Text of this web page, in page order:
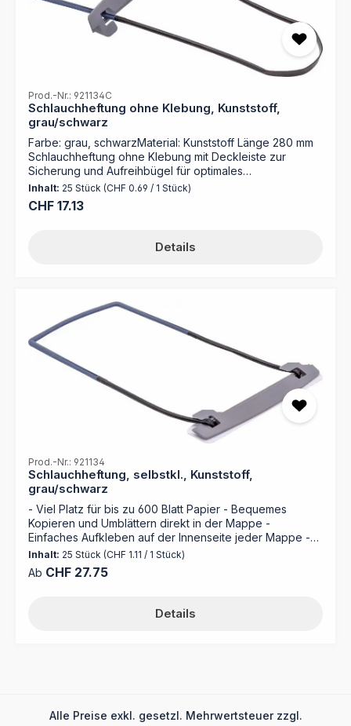
Prod.-Nr.: 921134C
Schlauchheftung ohne Klebung, Kunststoff,
grau/schwarz
Farbe: grau, schwarzMaterial: Kunststoff Länge 280 mm
Schlauchheftung ohne Klebung mit Deckleiste zur
Sicherung und Aufreihbügel für optimales
Zwischenheften und Kopieren direkt aus der Mappe für
Papiermengen bis zu 600 Blatt
Inhalt: 25 Stück (CHF 0.69 / 1 Stück)
Regulärer Preis:
CHF 17.13
Details
Prod.-Nr.: 921134
Schlauchheftung, selbstkl., Kunststoff,
grau/schwarz
- Viel Platz für bis zu 600 Blatt Papier - Bequemes
Kopieren und Umblättern direkt in der Mappe -
Einfaches Aufkleben auf der Innenseite jeder Mappe -
Sicherer Halt durch stabilen Bügel und Deckleiste Die
selbstklebende Schlauchheftung von MAPPEI ist ideal
für sehr dicke Aktenstapel. Mit Platz für bis zu 600 Blatt
Die Anwendung ist ganz einfach: Die Grundplatte wird
einfach in die Mappe eingeklebt. Das Besondere ist der
Kunststoff Länge: 280 mm Kapazität: Bis zu 600 Blatt
Inhalt: 25 Stück (CHF 1.11 / 1 Stück)
Regulärer Preis:
Ab CHF 27.75
Details
Alle Preise exkl. gesetzl. Mehrwertsteuer zzgl.